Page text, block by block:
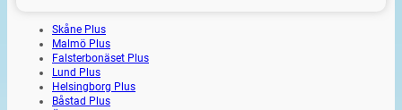
Skåne Plus
Malmö Plus
Falsterbonäset Plus
Lund Plus
Helsingborg Plus
Båstad Plus